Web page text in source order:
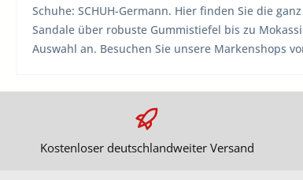
Schuhe: SCHUH-Germann. Hier finden Sie die
Sandale über robuste Gummistiefel bis zu
Auswahl an. Besuchen Sie unsere Markenshops
Kostenloser deutschlandweiter Versand